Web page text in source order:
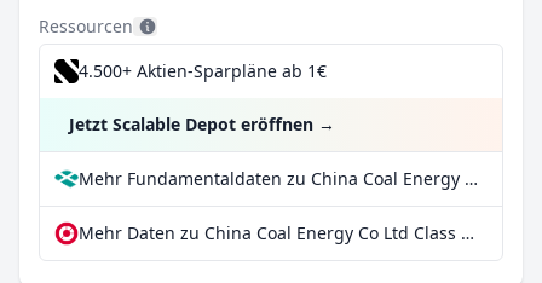
Ressourcen
4.500+ Aktien-Sparpläne ab 1€
Jetzt Scalable Depot eröffnen →
Mehr Fundamentaldaten zu China Coal Energy Co Ltd Class A bei Parqet
Mehr Daten zu China Coal Energy Co Ltd Class A bei extraETF